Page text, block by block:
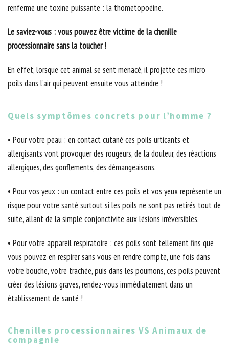
renferme une toxine puissante : la thometopoéine.
Le saviez-vous : vous pouvez être victime de la chenille
processionnaire sans la toucher !
En effet, lorsque cet animal se sent menacé, il projette ces micro
poils dans l’air qui peuvent ensuite vous atteindre !
Quels symptômes concrets pour l’homme ?
• Pour votre peau : en contact cutané ces poils urticants et
allergisants vont provoquer des rougeurs, de la douleur, des réactions
allergiques, des gonflements, des démangeaisons.
• Pour vos yeux : un contact entre ces poils et vos yeux représente un
risque pour votre santé surtout si les poils ne sont pas retirés tout de
suite, allant de la simple conjonctivite aux lésions irréversibles.
• Pour votre appareil respiratoire : ces poils sont tellement fins que
vous pouvez en respirer sans vous en rendre compte, une fois dans
votre bouche, votre trachée, puis dans les poumons, ces poils peuvent
créer des lésions graves, rendez-vous immédiatement dans un
établissement de santé !
Chenilles processionnaires VS Animaux de
compagnie